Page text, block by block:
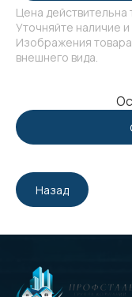
Цена действительна
Уточняйте наличие
Изображения
внешнего вида.
Назад